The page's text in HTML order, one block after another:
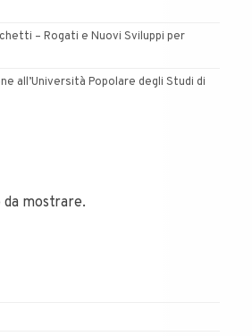
– Rogati e Nuovi Sviluppi per
all’Università Popolare degli Studi di
mostrare.